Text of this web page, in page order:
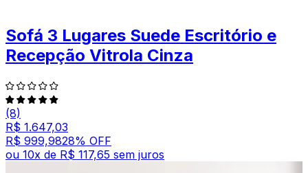
Sofá 3 Lugares Suede Escritório e
Recepção Vitrola Cinza
(8)
R$ 1.647,03
R$ 999,9828% OFF
ou 10x de R$ 117,65 sem juros